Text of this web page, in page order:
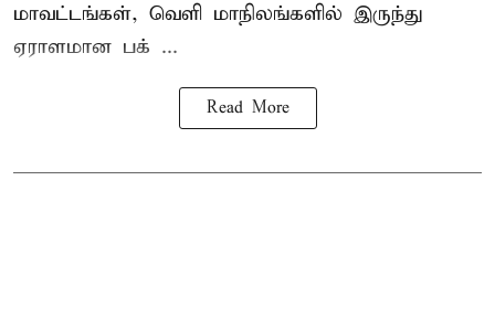
மாவட்டங்கள், வெளி மாநிலங்களில் இருந்து
ஏராளமான பக் ...
Read More